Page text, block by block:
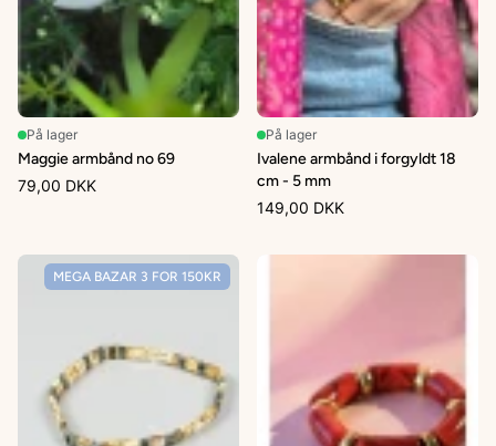
På lager
Maggie armbånd no 69
79,00 DKK
På lager
Ivalene armbånd i forgyldt 18
cm - 5 mm
149,00 DKK
MEGA BAZAR 3 FOR 150KR